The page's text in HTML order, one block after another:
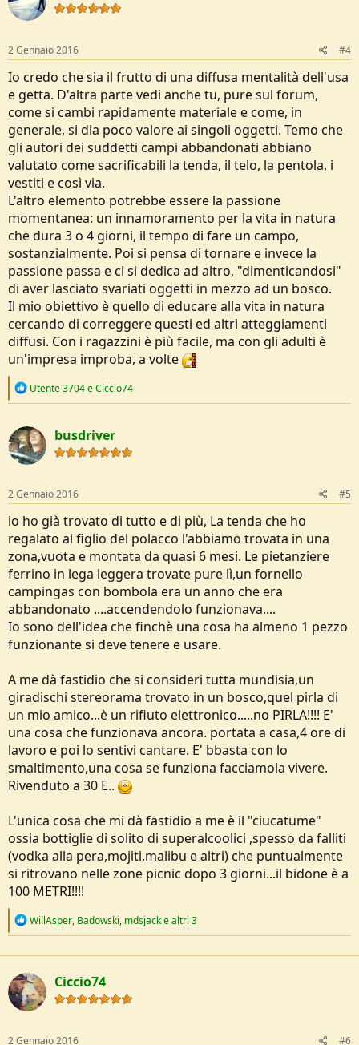
i
o
s
:
2 Gennaio 2016 #4
Io credo che sia il frutto di una diffusa mentalità dell'usa
e getta. D'altra parte vedi anche tu, pure sul forum,
come si cambi rapidamente materiale e come, in
generale, si dia poco valore ai singoli oggetti. Temo che
gli autori dei suddetti campi abbandonati abbiano
valutato come sacrificabili la tenda, il telo, la pentola, i
vestiti e così via.
L'altro elemento potrebbe essere la passione
momentanea: un innamoramento per la vita in natura
che dura 3 o 4 giorni, il tempo di fare un campo,
sostanzialmente. Poi si pensa di tornare e invece la
passione passa e ci si dedica ad altro, "dimenticandosi"
di aver lasciato svariati oggetti in mezzo ad un bosco.
Il mio obiettivo è quello di educare alla vita in natura
cercando di correggere questi ed altri atteggiamenti
diffusi. Con i ragazzini è più facile, ma con gli adulti è
un'impresa improba, a volte
R
c
t
i
o
s
:
Utente 3704eCiccio74
busdriver
2 Gennaio 2016 #5
io ho già trovato di tutto e di più, La tenda che ho
regalato al figlio del polacco l'abbiamo trovata in una
zona,vuota e montata da quasi 6 mesi. Le pietanziere
ferrino in lega leggera trovate pure lì,un fornello
campingas con bombola era un anno che era
abbandonato ....accendendolo funzionava....
Io sono dell'idea che finchè una cosa ha almeno 1 pezzo
funzionante si deve tenere e usare.
A me dà fastidio che si consideri tutta mundisia,un
giradischi stereorama trovato in un bosco,quel pirla di
un mio amico...è un rifiuto elettronico.....no PIRLA!!!! E'
una cosa che funzionava ancora. portata a casa,4 ore di
lavoro e poi lo sentivi cantare. E' bbasta con lo
smaltimento,una cosa se funziona facciamola vivere.
Rivenduto a 30 E..
L'unica cosa che mi dà fastidio a me è il "ciucatume"
ossia bottiglie di solito di superalcoolici ,spesso da falliti
(vodka alla pera,mojiti,malibu e altri) che puntualmente
si ritrovano nelle zone picnic dopo 3 giorni...il bidone è a
100 METRI!!!!
R
c
t
i
o
n
WillAsper, Badowski, mdsjacke altri 3
Ciccio74
2 Gennaio 2016 #6